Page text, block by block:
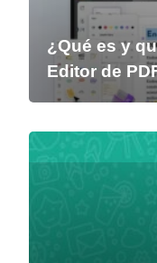
¿Qué es y
Editor de